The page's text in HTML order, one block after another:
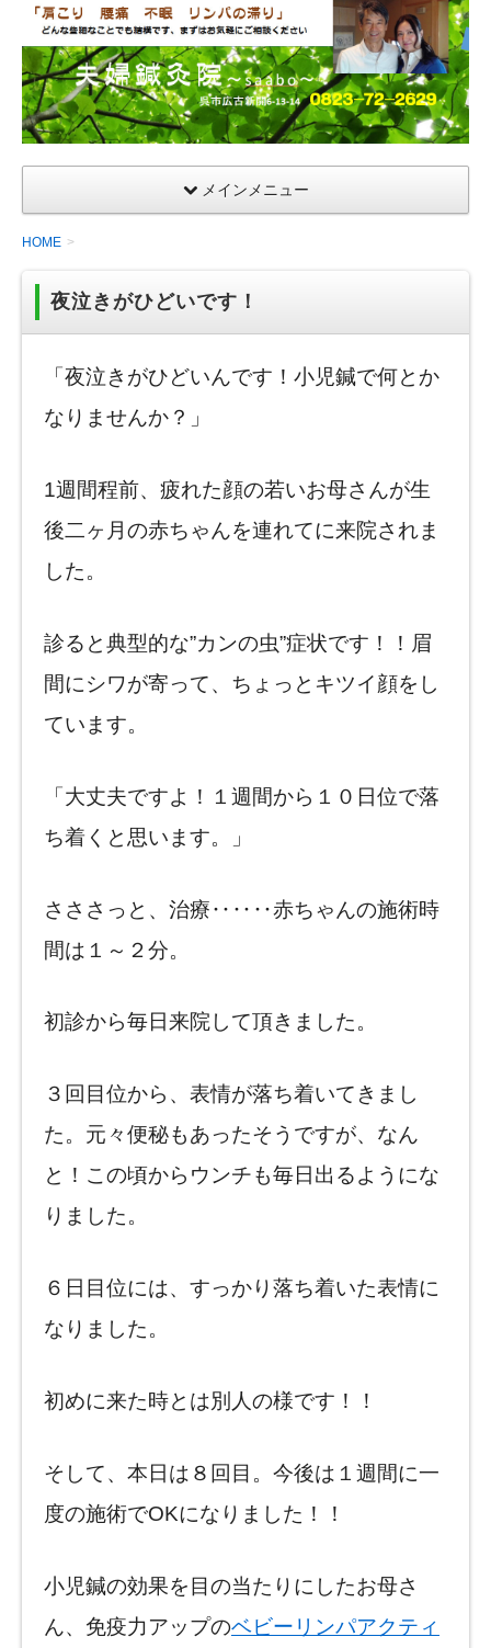
夫
婦
鍼
灸
院
メインメニュー
HOME
夜泣きがひどいです！
「夜泣きがひどいんです！小児鍼で何とか
なりませんか？」
1週間程前、疲れた顔の若いお母さんが生
後二ヶ月の赤ちゃんを連れてに来院されま
した。
診ると典型的な”カンの虫”症状です！！眉
間にシワが寄って、ちょっとキツイ顔をし
ています。
「大丈夫ですよ！１週間から１０日位で落
ち着くと思います。」
さささっと、治療‥‥‥赤ちゃんの施術時
間は１～２分。
初診から毎日来院して頂きました。
３回目位から、表情が落ち着いてきまし
た。元々便秘もあったそうですが、なん
と！この頃からウンチも毎日出るようにな
りました。
６日目位には、すっかり落ち着いた表情に
なりました。
初めに来た時とは別人の様です！！
そして、本日は８回目。今後は１週間に一
度の施術でOKになりました！！
小児鍼の効果を目の当たりにしたお母さ
ん、免疫力アップのベビーリンパアクティ